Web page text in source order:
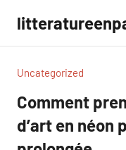
contenu
Uncategorized
Comment
d’art en néon